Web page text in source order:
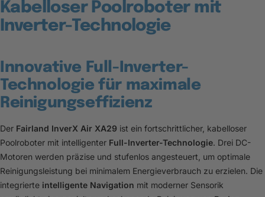
Kabelloser Poolroboter mit
Inverter-Technologie
Innovative Full-Inverter-
Technologie für maximale
Reinigungseffizienz
Der Fairland InverX Air XA29 ist ein fortschrittlicher, kabelloser
Poolroboter mit intelligenter Full-Inverter-Technologie. Drei DC-
Motoren werden präzise und stufenlos angesteuert, um optimale
Reinigungsleistung bei minimalem Energieverbrauch zu erzielen. Die
integrierte intelligente Navigation mit moderner Sensorik